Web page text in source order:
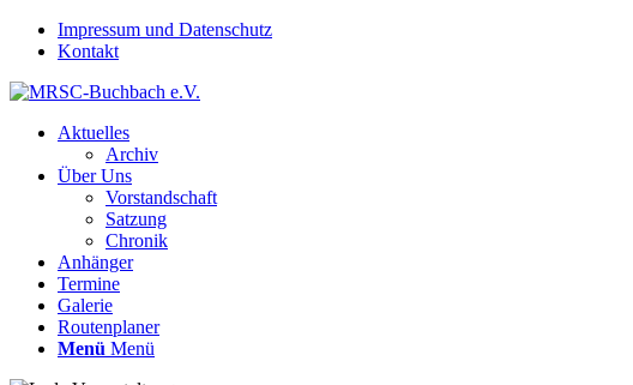
Impressum und Datenschutz
Kontakt
Aktuelles
Archiv
Über Uns
Vorstandschaft
Satzung
Chronik
Anhänger
Termine
Galerie
Routenplaner
Menü Menü